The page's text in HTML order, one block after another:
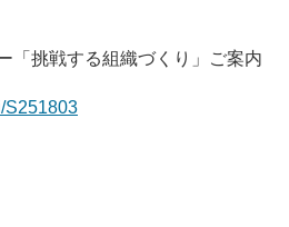
「挑戦する組織づくり」ご案内
S251803